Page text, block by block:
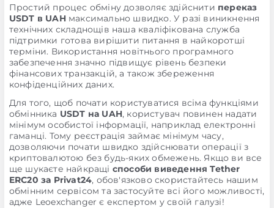
Простий процес обміну дозволяє здійснити переказ
USDT в UAHмаксимально швидко. У разі виникнення
технічних складнощів наша кваліфікована служба
підтримки готова вирішити питання в найкоротші
терміни. Використання новітнього програмного
забезпечення значно підвищує рівень безпеки
фінансових транзакцій, а також збереження
конфіденційних даних.
Для того, щоб почати користуватися всіма функціями
обмінника USDT на UAH, користувач повинен надати
мінімум особистої інформації, наприклад електронні
гаманці. Тому реєстрація займає мінімум часу,
дозволяючи почати швидко здійснювати операції з
криптовалютою без будь-яких обмежень. Якщо ви все
ще шукаєте найкращі способи виведення Tether
ERC20 за Privat24, обов'язково скористайтесь нашим
обмінним сервісом та застосуйте всі його можливості,
адже Leoexchanger є експертом у своїй галузі!